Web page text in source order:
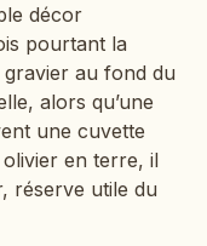
décor
pourtant la
au fond du
alors qu’une
une cuvette
en terre, il
réserve utile du